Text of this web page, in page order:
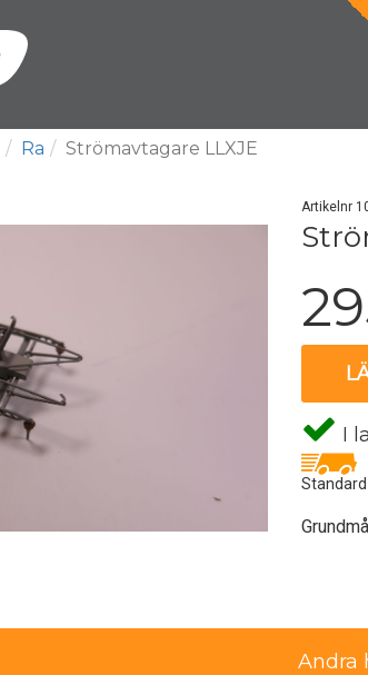
Ra Strömavtagare LLXJE
Artikelnr
I
Andra